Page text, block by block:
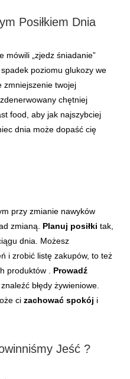
Posiłkiem Dnia
mówili „zjedz śniadanie”
poziomu glukozy we
zmniejszenie twojej
chętniej
food, aby jak najszybciej
dnia może dopaść cię
przy zmianie nawyków
zmianą. Planuj posiłki tak,
dnia. Możesz
i zrobić listę zakupów, to też
produktów . Prowadź
błędy żywieniowe.
ci zachować spokój i
Jeść ?